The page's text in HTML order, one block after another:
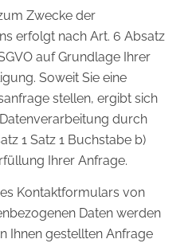
Zwecke der
erfolgt nach Art. 6 Absatz
auf Grundlage Ihrer
Soweit Sie eine
stellen, ergibt sich
durch
1 Satz 1 Buchstabe b)
Ihrer Anfrage.
Kontaktformulars von
Daten werden
Ihnen gestellten Anfrage